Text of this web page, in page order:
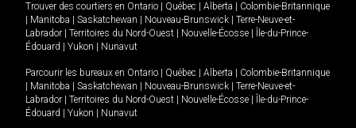
Trouver des courtiers en Ontario Québec Alberta
Colombie-Britannique
Manitoba Saskatchewan Nouveau-Brunswick
Terre-Neuve-et-
Labrador
Territoires du Nord-Ouest Nouvelle-Écosse
Île-du-Prince-
Édouard
Yukon Nunavut
Parcourir les bureaux en Ontario Québec Alberta
Colombie-Britannique
Manitoba Saskatchewan Nouveau-Brunswick
Terre-Neuve-et-
Labrador
Territoires du Nord-Ouest Nouvelle-Écosse
Île-du-Prince-
Édouard
Yukon Nunavut